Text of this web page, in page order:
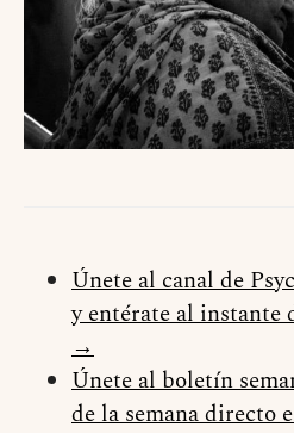
Únete al canal de
y entérate al instante
→
Únete al boletín
de la semana directo